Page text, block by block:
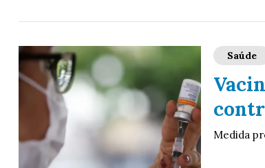
Saúde
Medida